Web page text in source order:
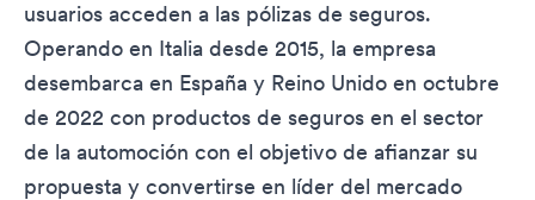
usuarios acceden a las pólizas de seguros.
Operando en Italia desde 2015, la empresa
desembarca en España y Reino Unido en octubre
de 2022 con productos de seguros en el sector
de la automoción con el objetivo de afianzar su
propuesta y convertirse en líder del mercado